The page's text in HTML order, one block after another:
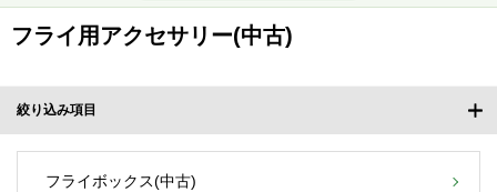
フライ用アクセサリー(中古)
絞り込み項目
フライボックス(中古)